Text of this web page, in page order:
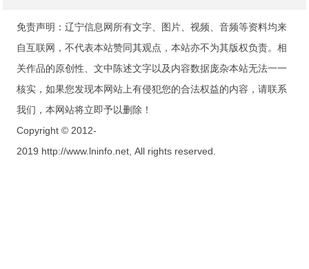
免责声明：辽宁信息网所有文字、图片、视频、音频等资料均来
自互联网，不代表本站赞同其观点，本站亦不为其版权负责。相
关作品的原创性、文中陈述文字以及内容数据庞杂本站无法一一
核实，如果您发现本网站上有侵犯您的合法权益的内容，请联系
我们，本网站将立即予以删除！
Copyright © 2012-
2019 http://www.lninfo.net, All rights reserved.